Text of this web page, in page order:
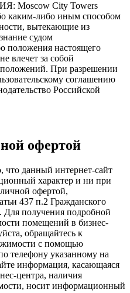
City Towers
каким-либо иным способом
вытекающие из
судом
положения настоящего
влечет за собой
положений. При разрешении
соглашению
Российской
офертой
данный интернет-сайт
характер и ни при
офертой,
437 п.2 Гражданского
Для получения подробной
помещений в бизнес-
обращайтесь к
с помощью
телефону указанному на
информация, касающаяся
центра, наличия
носит информационный